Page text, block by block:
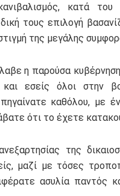
κατά του
τους επιλογή
της μεγάλης
η παρούσα
εσείς όλοι στην
καθόλου, με
ότι το έχετε
της
μαζί με τόσες
ασυλία παντός